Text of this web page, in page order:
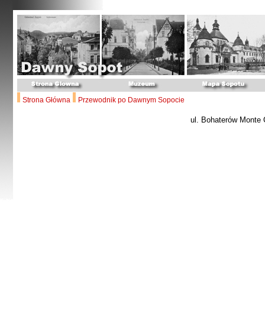
Strona Główna Przewodnik po Dawnym Sopocie
ul. Bohaterów Monte